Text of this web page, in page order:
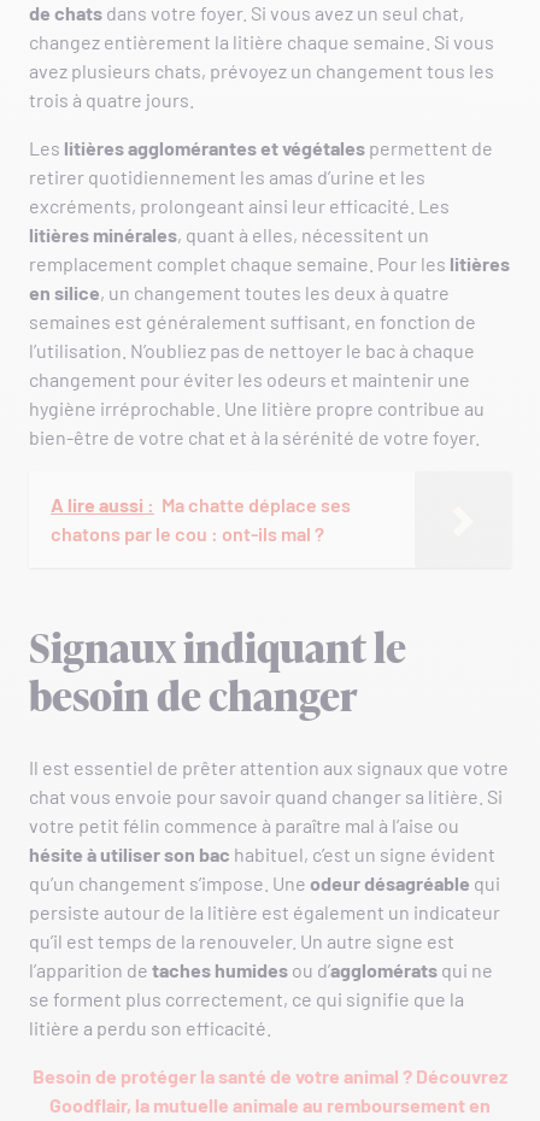
de chats dans votre foyer. Si vous avez un seul chat,
changez entièrement la litière chaque semaine. Si vous
avez plusieurs chats, prévoyez un changement tous les
trois à quatre jours.
Les litières agglomérantesetvégétales permettent de
retirer quotidiennement les amas d’urine et les
excréments, prolongeant ainsi leur efficacité. Les
litières minérales, quant à elles, nécessitent un
remplacement complet chaque semaine. Pour les litières
en silice, un changement toutes les deux à quatre
semaines est généralement suffisant, en fonction de
l’utilisation. N’oubliez pas de nettoyer le bac à chaque
changement pour éviter les odeurs et maintenir une
hygiène irréprochable. Une litière propre contribue au
bien-être de votre chat et à la sérénité de votre foyer.
A lire aussi : Ma chatte déplace ses
chatons par le cou : ont-ils mal ?
Signaux indiquant le
besoin de changer
Il est essentiel de prêter attention aux signaux que votre
chat vous envoie pour savoir quand changer sa litière. Si
votre petit félin commence à paraître mal à l’aise ou
hésite à utiliser son bac habituel, c’est un signe évident
qu’un changement s’impose. Une odeur désagréable qui
persiste autour de la litière est également un indicateur
qu’il est temps de la renouveler. Un autre signe est
l’apparition de taches humides ou d’agglomérats qui ne
se forment plus correctement, ce qui signifie que la
litière a perdu son efficacité.
Besoin de protéger la santé de votre animal ? Découvrez
Goodflair, la mutuelle animale au remboursement en